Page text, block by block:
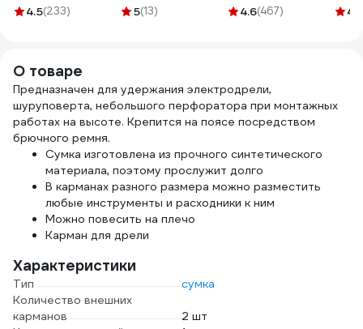
крюком, 5x25мм
4.5(233)
рукояткой, 200 гр
5(13)
11-70
4.6(467)
4.9
О товаре
Предназначен для удержания электродрели,
шуруповерта, небольшого перфоратора при монтажных
работах на высоте. Крепится на поясе посредством
брючного ремня.
Сумка изготовлена из прочного синтетического
материала, поэтому прослужит долго
В карманах разного размера можно разместить
любые инструменты и расходники к ним
Можно повесить на плечо
Карман для дрели
Характеристики
Тип
сумка
Количество внешних
карманов
2 шт